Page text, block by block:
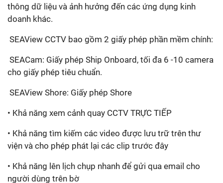
thông dữ liệu và ảnh hưởng đến các ứng dụng kinh
doanh khác.
SEAView CCTV bao gồm 2 giấy phép phần mềm chính:
SEACam: Giấy phép Ship Onboard, tối đa 6 -10 camera
cho giấy phép tiêu chuẩn.
SEAView Shore: Giấy phép Shore
• Khả năng xem cảnh quay CCTV TRỰC TIẾP
• Khả năng tìm kiếm các video được lưu trữ trên thư
viện và cho phép phát lại các clip trước đây
• Khả năng lên lịch chụp nhanh để gửi qua email cho
người dùng trên bờ